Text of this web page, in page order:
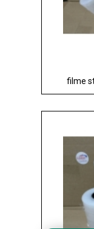
filme